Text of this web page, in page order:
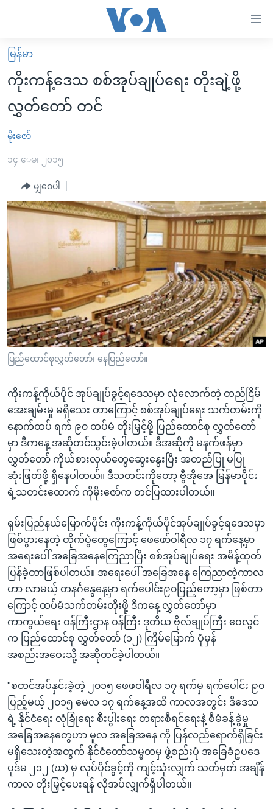
လွယ်ကူ
စေ
Link
များ
ပင်မ
ကျော်
ရန်
ပင်မ
အ
ညွန်း
စာမျက်နှာ
သို့
ကျော်
ကြည့်
ရှာဖွေ
ရန်
နေရာ
သို့
ကျော်
ရန်
မူလစာမျက်နှာ
မြန်မာ
ကမ္ဘာ့သတင်းများ
နိုင်ငံတကာ
အစ္စရေး-ပါလက်စတိုင်း
ဗွီဒီယို
အင်္ဂလိပ်စာလေ့လာမယ်
အမေရိကန်သုံးအီဒီယံ
မကြေးမုံရဲ့ အင်္ဂလိပ်စာ
သုတပဒေသာ အင်္ဂလိပ်စာ
အပတ်စဉ်ကဏ္ဍများ
ရေဒီယိုနှင့်ရုပ်သံ အချက်အလက်များ
ရေဒီယို/တီဗွီအစီအစဉ်
Learning English
ဗွီအိုအေ လူမှုကွန်ယက်များ
ဘာသာစကားများ
မြန်မာ
ကိုးကန့်ဒေသ စစ်အုပ်ချုပ်ရေး တိုးချဲ့ဖို့
လွှတ်တော် တင်
မိုးဇော်
၁၄ ေမ၊ ၂၀၁၅
မျှဝေပါ
ပြည်ထောင်စုလွှတ်တော်၊ နေပြည်တော်။
ကိုးကန့်ကိုယ်ပိုင် အုပ်ချုပ်ခွင့်ရဒေသမှာ လုံလောက်တဲ့ တည်ငြိမ်
အေးချမ်းမှု မရှိသေး တာကြောင့် စစ်အုပ်ချုပ်ရေး သက်တမ်းကို
နောက်ထပ် ရက် ၉၀ ထပ်မံ တိုးမြှင့်ဖို့ ပြည်ထောင်စု လွှတ်တော်
မှာ ဒီကနေ့ အဆိုတင်သွင်းခဲ့ပါတယ်။ ဒီအဆိုကို မနက်ဖန်မှာ
လွှတ်တော် ကိုယ်စားလှယ်တွေဆွေးနွေးပြီး အတည်ပြု မပြု
ဆုံးဖြတ်ဖို့ ရှိနေပါတယ်။ ဒီသတင်းကိုတော့ ဗွီအိုအေ မြန်မာပိုင်း
ရဲ့သတင်းထောက် ကိုမိုးဇော်က တင်ပြထားပါတယ်။
ရှမ်းပြည်နယ်မြောက်ပိုင်း ကိုးကန့်ကိုယ်ပိုင်အုပ်ချုပ်ခွင့်ရဒေသမှာ
ဖြစ်ပွားနေတဲ့ တိုက်ပွဲတွေကြောင့် ဖေဖော်ဝါရီလ ၁၇ ရက်နေ့မှာ
အရေးပေါ် အခြေအနေကြေညာပြီး စစ်အုပ်ချုပ်ရေး အမိန့်ထုတ်
ပြန်ခဲ့တာဖြစ်ပါတယ်။ အရေးပေါ် အခြေအနေ ကြေညာတဲ့ကာလ
ဟာ လာမယ့် တနင်္ဂနွေနေ့မှာ ရက်ပေါင်း၉၀ပြည့်တော့မှာ ဖြစ်တာ
ကြောင့် ထပ်မံသက်တမ်းတိုးဖို့ ဒီကနေ့ လွှတ်တော်မှာ
ကာကွယ်ရေး ဝန်ကြီးဌာန ဝန်ကြီး ဒုတိယ ဗိုလ်ချုပ်ကြီး ဝေလွင်
က ပြည်ထောင်စု လွှတ်တော် (၁၂) ကြိမ်မြောက် ပုံမှန်
အစည်းအဝေးသို့ အဆိုတင်ခဲ့ပါတယ်။
"စတင်အပ်နှင်းခဲ့တဲ့ ၂၀၁၅ ဖေဖဝါရီလ ၁၇ ရက်မှ ရက်ပေါင်း ၉၀
ပြည့်မယ့် ၂၀၁၅ မေလ ၁၇ ရက်နေ့အထိ ကာလအတွင်း ဒီဒေသ
ရဲ့ နိုင်ငံရေး လုံခြုံရေး စီးပွါးရေး တရားစီရင်ရေးနဲ့ စီမံခန့်ခွဲမှု
အခြေအနေတွေဟာ မူလ အခြေအနေ ကို ပြန်လည်ရောက်ရှိခြင်း
မရှိသေးတဲ့အတွက် နိုင်ငံတော်သမ္မတမှ ဖွဲ့စည်းပုံ အခြေခံဥပဒေ
ပုဒ်မ ၂၁၂ (ဃ) မှ လုပ်ပိုင်ခွင့်ကို ကျင့်သုံးလျှက် သတ်မှတ် အချိန်
ကာလ တိုးမြှင့်ပေးရန် လိုအပ်လျှက်ရှိပါတယ်။